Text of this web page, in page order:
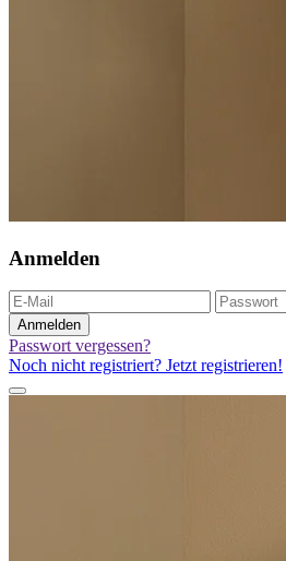
Anmelden
Anmelden
Passwort vergessen?
Noch nicht registriert? Jetzt registrieren!